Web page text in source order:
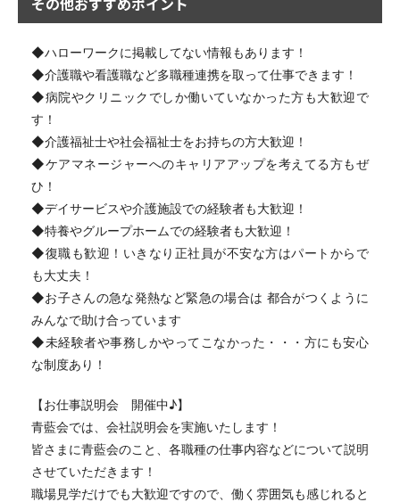
◆ハローワークに掲載してない情報もあります！
◆介護職や看護職など多職種連携を取って仕事できます！
◆病院やクリニックでしか働いていなかった方も大歓迎で
す！
◆介護福祉士や社会福祉士をお持ちの方大歓迎！
◆ケアマネージャーへのキャリアアップを考えてる方もぜ
ひ！
◆デイサービスや介護施設での経験者も大歓迎！
◆特養やグループホームでの経験者も大歓迎！
◆復職も歓迎！いきなり正社員が不安な方はパートからで
も大丈夫！
◆お子さんの急な発熱など緊急の場合は 都合がつくように
みんなで助け合っています
◆未経験者や事務しかやってこなかった・・・方にも安心
な制度あり！
【お仕事説明会 開催中♪】
青藍会では、会社説明会を実施いたします！
皆さまに青藍会のこと、各職種の仕事内容などについて説明
させていただきます！
職場見学だけでも大歓迎ですので、働く雰囲気も感じれると